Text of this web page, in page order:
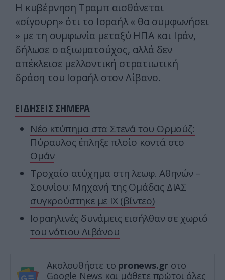
Η κυβέρνηση Τραμπ αισθάνεται
«σίγουρη» ότι το Ισραήλ « θα συμφωνήσει
» με τη συμφωνία μεταξύ ΗΠΑ και Ιράν,
δήλωσε ο αξιωματούχος, αλλά δεν
απέκλεισε μελλοντική στρατιωτική
δράση του Ισραήλ στον Λίβανο.
ΕΙΔΗΣΕΙΣ ΣΗΜΕΡΑ
Νέο κτύπημα στα Στενά του Ορμούζ:
Πύραυλος έπληξε πλοίο κοντά στο
Ομάν
Τροχαίο ατύχημα στη λεωφ. Αθηνών –
Σουνίου: Μηχανή της Ομάδας ΔΙΑΣ
συγκρούστηκε με ΙΧ (βίντεο)
Ισραηλινές δυνάμεις εισήλθαν σε χωριό
του νότιου Λιβάνου
Ακολουθήστε το pronews.gr στο
Google News και μάθετε πρώτοι όλες